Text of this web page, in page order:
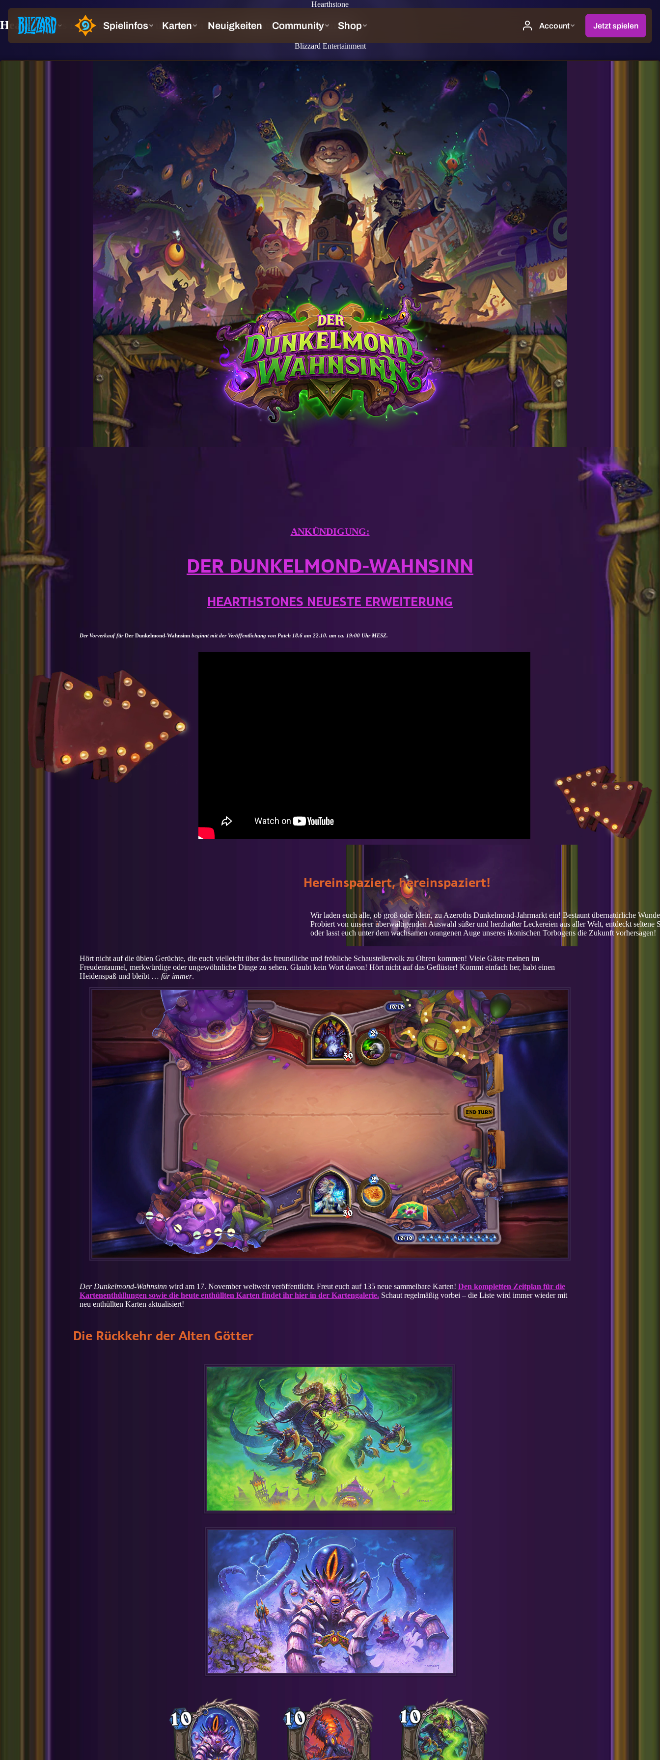
Hearthstone
Hearthstones neueste Erweiterung ist da – Der Dunkelmond-Wahnsinn!
Blizzard Entertainment
ANKÜNDIGUNG:
DER DUNKELMOND-WAHNSINN
HEARTHSTONES NEUESTE ERWEITERUNG
Der Vorverkauf fürDer Dunkelmond-Wahnsinn beginnt mit der Veröffentlichung von Patch 18.6 am 22.10. um ca. 19:00 Uhr MESZ.
Hereinspaziert, hereinspaziert!
Wir laden euch alle, ob groß oder klein, zu Azeroths Dunkelmond-Jahrmarkt ein! Bestaunt übernatürliche
Probiert von unserer überwältigenden Auswahl süßer und herzhafter Leckereien aus aller Welt, entdeckt seltene
oder lasst euch unter dem wachsamen orangenen Auge unseres ikonischen Torbogens die Zukunft vorhersagen!
Hört nicht auf die üblen Gerüchte, die euch vielleicht über das freundliche und fröhliche Schaustellervolk zu Ohren kommen! Viele Gäste meinen im
Freudentaumel, merkwürdige oder ungewöhnliche Dinge zu sehen. Glaubt kein Wort davon! Hört nicht auf das Geflüster! Kommt einfach her, habt einen
Heidenspaß und bleibt …für immer.
Der Dunkelmond-Wahnsinn wird am 17. November weltweit veröffentlicht. Freut euch auf 135 neue sammelbare Karten!Den kompletten Zeitplan für die
Kartenenthüllungen sowie die heute enthüllten Karten findet ihr hier in der Kartengalerie. Schaut regelmäßig vorbei – die Liste wird immer wieder mit
neu enthüllten Karten aktualisiert!
Die Rückkehr der Alten Götter